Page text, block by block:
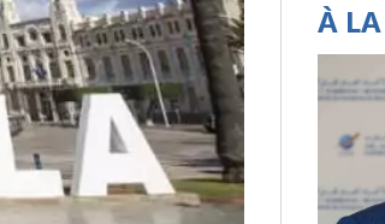
À